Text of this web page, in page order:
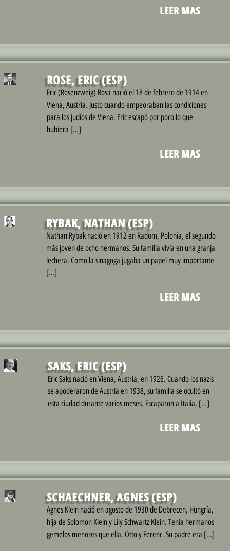
LEER MAS
ROSE, ERIC (ESP)
Eric (Rosenzweig) Rosa nació el 18 de febrero de 1914 en
Viena, Austria. Justo cuando empeoraban las condiciones
para los judíos de Viena, Eric escapó por poco lo que
hubiera […]
LEER MAS
RYBAK, NATHAN (ESP)
Nathan Rybak nació en 1912 en Radom, Polonia, el segundo
más joven de ocho hermanos. Su familia vivía en una granja
lechera. Como la sinagoga jugaba un papel muy importante
[…]
LEER MAS
SAKS, ERIC (ESP)
Eric Saks nació en Viena, Austria, en 1926. Cuando los nazis
se apoderaron de Austria en 1938, su familia se ocultó en
esta ciudad durante varios meses. Escaparon a Italia, […]
LEER MAS
SCHAECHNER, AGNES (ESP)
Agnes Klein nació en agosto de 1930 de Debrecen, Hungría,
hija de Solomon Klein y Lily Schwartz Klein. Tenía hermanos
gemelos menores que ella, Otto y Ferenc. Su padre era […]